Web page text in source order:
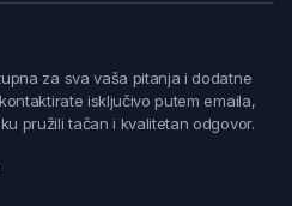
za sva vaša pitanja i dodatne
isključivo putem emaila,
pružili tačan i kvalitetan odgovor.